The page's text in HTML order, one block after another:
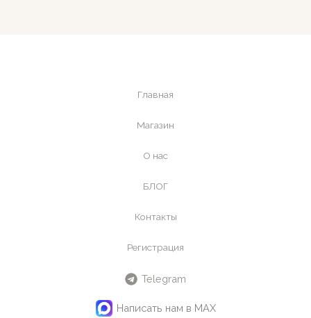
Главная
Магазин
О нас
БЛОГ
Контакты
Регистрация
Telegram
Написать нам в MAX